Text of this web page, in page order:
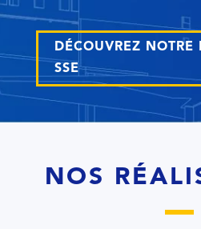
DÉCOUVREZ NOTRE
SSE
NOS